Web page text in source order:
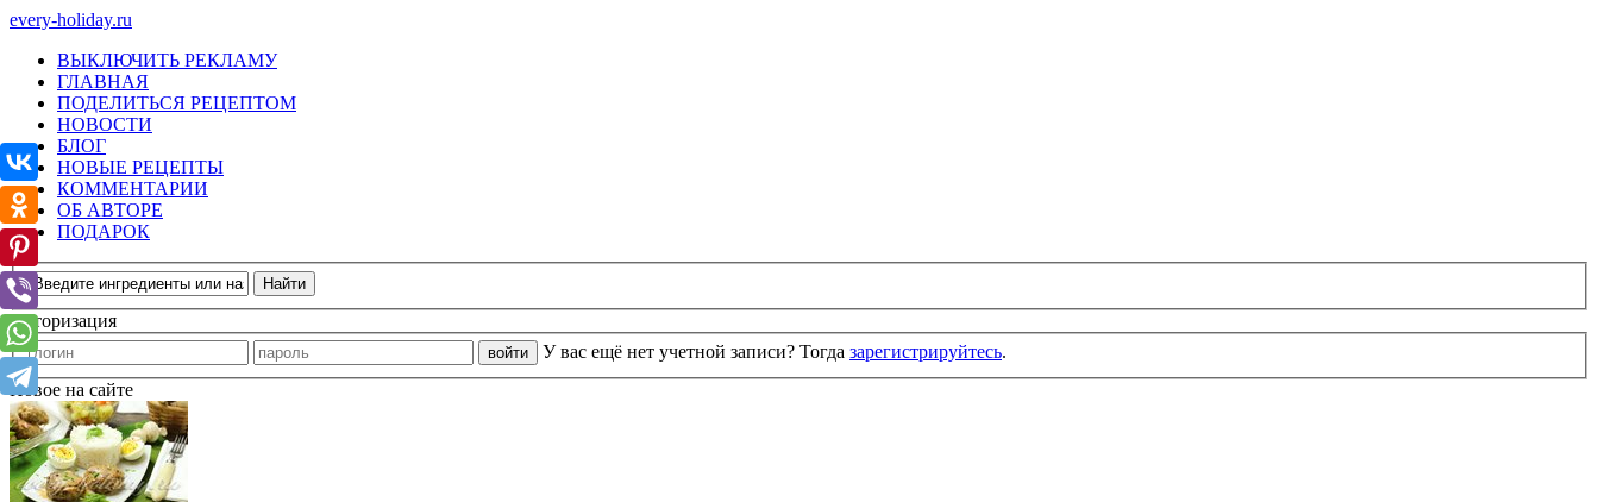
every-holiday.ru
ВЫКЛЮЧИТЬ РЕКЛАМУ
ГЛАВНАЯ
ПОДЕЛИТЬСЯ РЕЦЕПТОМ
НОВОСТИ
БЛОГ
НОВЫЕ РЕЦЕПТЫ
КОММЕНТАРИИ
ОБ АВТОРЕ
ПОДАРОК
Авторизация
У вас ещё нет учетной записи? Тогда зарегистрируйтесь.
Новое на сайте